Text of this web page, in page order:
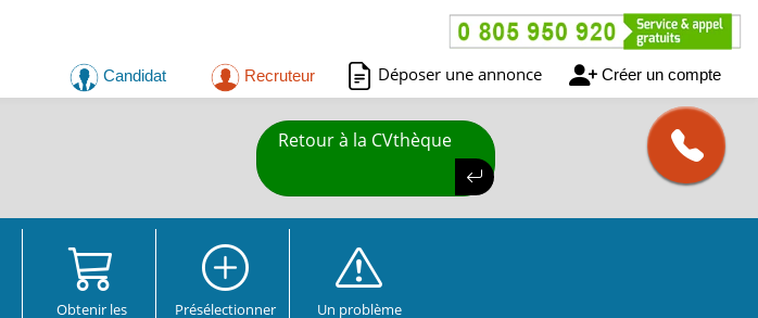
Candidat Recruteur Déposer une annonce Créer un compte
Retour à la CVthèque
Obtenir les
Présélectionner
Un problème